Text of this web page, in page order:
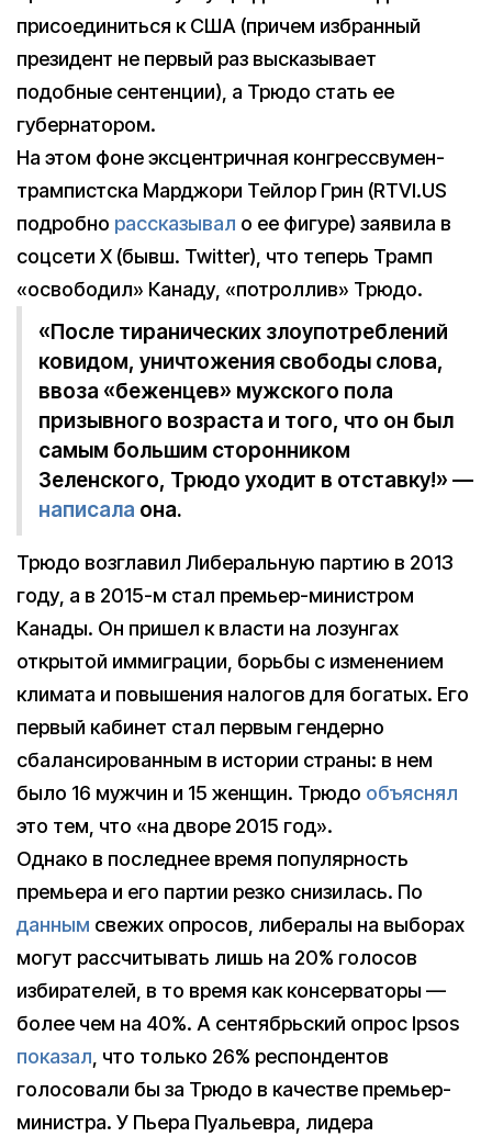
присоединиться к США (причем избранный
президент не первый раз высказывает
подобные сентенции), а Трюдо стать ее
губернатором.
На этом фоне эксцентричная конгрессвумен-
трампистска Марджори Тейлор Грин (RTVI.US
подробно рассказывал о ее фигуре) заявила в
соцсети X (бывш. Twitter), что теперь Трамп
«освободил» Канаду, «потроллив» Трюдо.
«После тиранических злоупотреблений
ковидом, уничтожения свободы слова,
ввоза «беженцев» мужского пола
призывного возраста и того, что он был
самым большим сторонником
Зеленского, Трюдо уходит в отставку!» —
написала она.
Трюдо возглавил Либеральную партию в 2013
году, а в 2015-м стал премьер-министром
Канады. Он пришел к власти на лозунгах
открытой иммиграции, борьбы с изменением
климата и повышения налогов для богатых. Его
первый кабинет стал первым гендерно
сбалансированным в истории страны: в нем
было 16 мужчин и 15 женщин. Трюдо объяснял
это тем, что «на дворе 2015 год».
Однако в последнее время популярность
премьера и его партии резко снизилась. По
данным свежих опросов, либералы на выборах
могут рассчитывать лишь на 20% голосов
избирателей, в то время как консерваторы —
более чем на 40%. А сентябрьский опрос Ipsos
показал, что только 26% респондентов
голосовали бы за Трюдо в качестве премьер-
министра. У Пьера Пуальевра, лидера